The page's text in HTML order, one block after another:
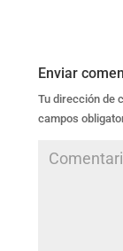
Enviar
Tu dirección de
campos